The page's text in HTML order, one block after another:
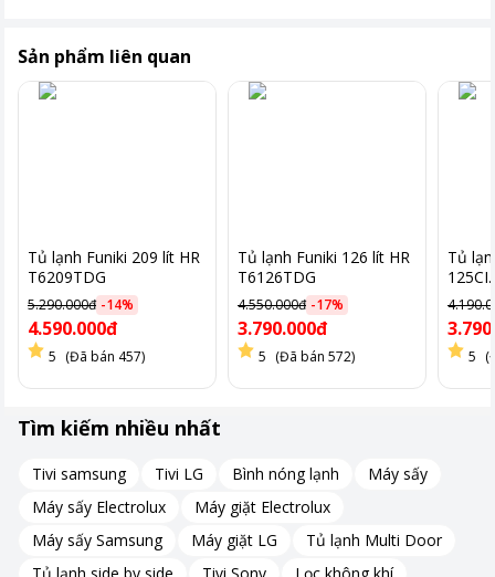
Sản phẩm liên quan
Tủ lạnh Funiki 209 lít HR
T6209TDG
5.290.000đ -14%
4.590.000đ
5 (Đã bán 457)
Tủ lạnh Funiki 126 lít HR
T6126TDG
4.550.000đ -17%
3.790.000đ
5 (Đã bán 572)
Tủ
5
Tìm kiếm nhiều nhất
Tivi samsung Tivi LG Bình nóng lạnh
Máy sấy
Máy sấy Electrolux
Máy giặt Electrolux
Máy sấy Samsung
Máy giặt LG
Tủ lạnh Multi Door